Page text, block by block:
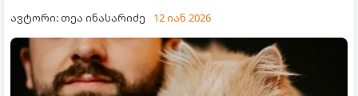
ავტორი: თეა ინასარიძე 12 იან 2026